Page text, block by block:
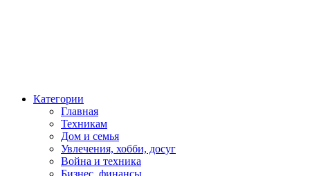
Категории
Главная
Техникам
Дом и семья
Увлечения, хобби, досуг
Война и техника
Бизнес, финансы